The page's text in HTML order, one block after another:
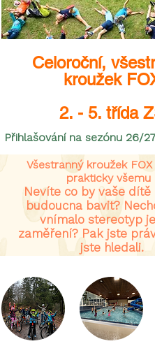
Celoroční,
kroužek
2. - 5. třída
Přihlašování na sezónu 26/
Všestranný kroužek
prakticky všemu
Nevíte co by vaše dítě
budoucna bavit?
vnímalo stereotyp
zaměření? Pak jste
jste hledali.